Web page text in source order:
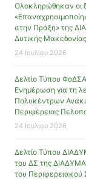
Ολοκληρώθηκαν οι
στην Πράξη» της
Δυτικής Μακεδονίας
24 Ιουλίου 2026
Δελτίο Τύπου
Ενημέρωση για τη
Πολυκέντρων
Περιφέρειας
24 Ιουλίου 2026
Δελτίο Τύπου
του ΔΣ της ΔΙΑΔΥΜΑ
του Περιφερειακού